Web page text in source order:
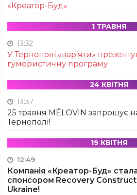
«Креатор-Буд»
1 ТРАВНЯ
13:32
У Тернополі «вар’яти»
гумористичну програму
24 КВІТНЯ
13:37
25 травня MÉLOVIN запрошує
Тернополі!
19 КВІТНЯ
12:49
Компанія «Креатор-Буд»
спонсором Recovery
Ukraine!